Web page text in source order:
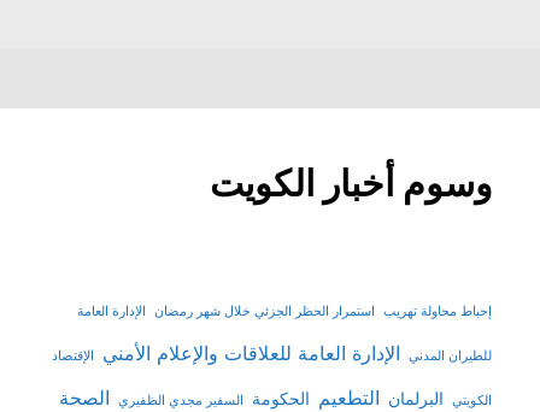
وسوم أخبار الكويت
إحباط محاولة تهريب استمرار الحظر الجزئي خلال شهر رمضان الإدارة العامة
للطيران المدني الإدارة العامة للعلاقات والإعلام الأمني الإقتصاد
الكويتي البرلمان التطعيم الحكومة السفير مجدي الظفيري الصحة